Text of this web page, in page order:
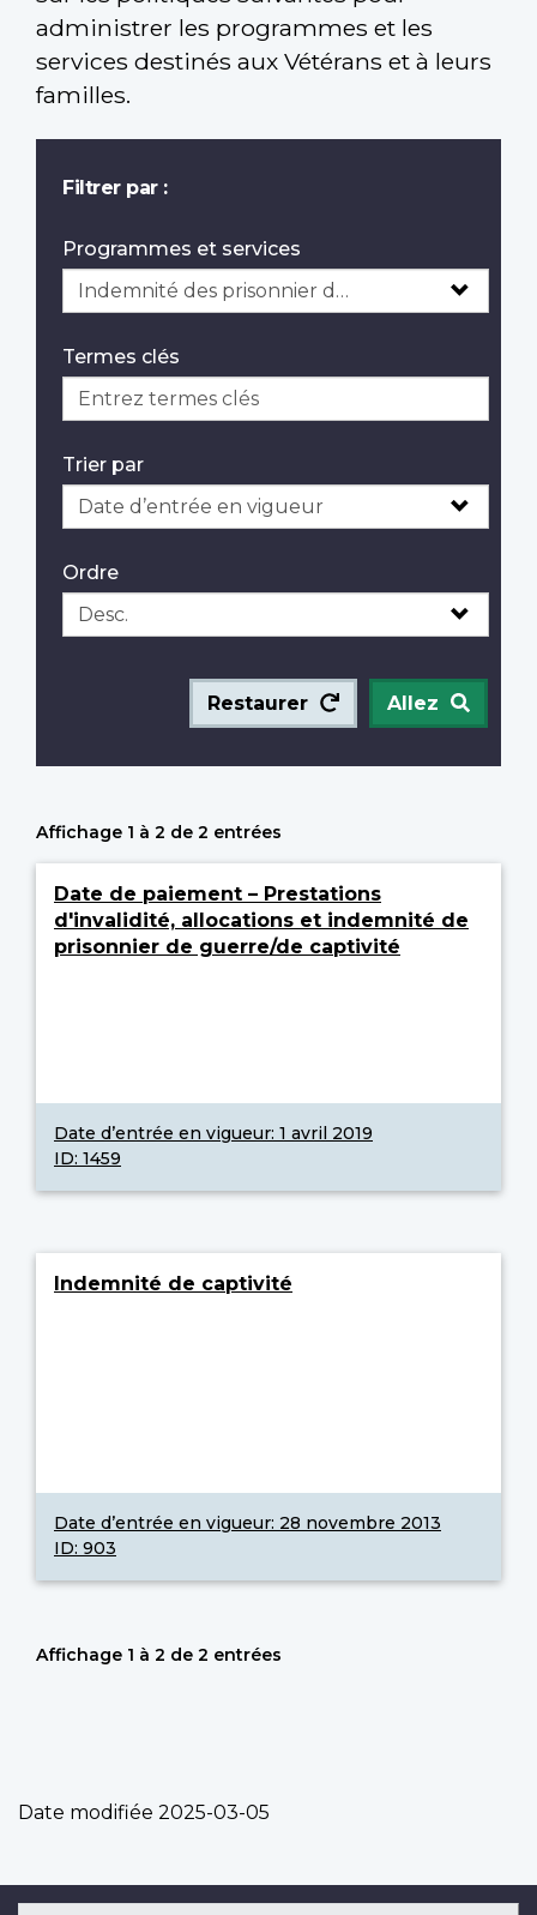
administrer les programmes et les
services destinés aux Vétérans et à leurs
familles.
Filtrer par :
Programmes et services
Termes clés
Trier par
Ordre
Restaurer Allez
Affichage 1 à 2 de 2 entrées
Date de paiement – Prestations
d'invalidité, allocations et indemnité de
prisonnier de guerre/de captivité
Date d’entrée en vigueur: 1 avril 2019
ID: 1459
Indemnité de captivité
Date d’entrée en vigueur: 28 novembre 2013
ID: 903
Affichage 1 à 2 de 2 entrées
Date modifiée 2025-03-05